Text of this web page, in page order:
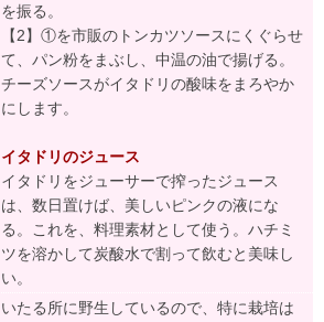
を振る。
【2】①を市販のトンカツソースにくぐらせ
て、パン粉をまぶし、中温の油で揚げる。
チーズソースがイタドリの酸味をまろやか
にします。
イタドリのジュース
イタドリをジューサーで搾ったジュース
は、数日置けば、美しいピンクの液にな
る。これを、料理素材として使う。ハチミ
ツを溶かして炭酸水で割って飲むと美味し
い。
いたる所に野生しているので、特に栽培は